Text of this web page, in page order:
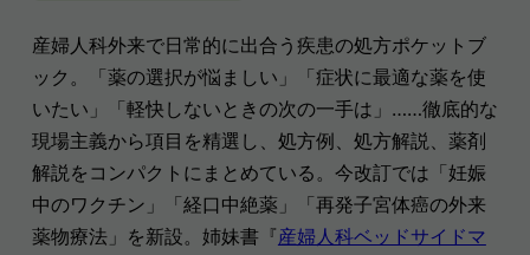
産婦人科外来で日常的に出合う疾患の処方ポケットブ
ック。「薬の選択が悩ましい」「症状に最適な薬を使
いたい」「軽快しないときの次の一手は」……徹底的な
現場主義から項目を精選し、処方例、処方解説、薬剤
解説をコンパクトにまとめている。今改訂では「妊娠
中のワクチン」「経口中絶薬」「再発子宮体癌の外来
薬物療法」を新設。姉妹書『産婦人科ベッドサイドマ